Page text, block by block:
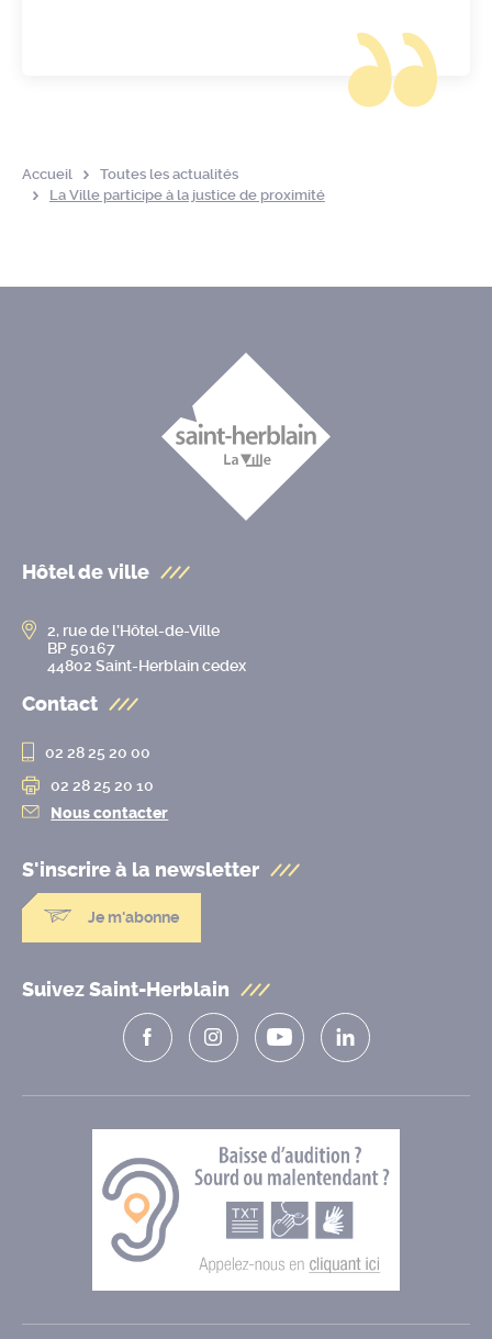
Accueil
Toutes les actualités
La Ville participe à la justice de proximité
Hôtel de ville
2, rue de l’Hôtel-de-Ville
BP 50167
44802 Saint-Herblain cedex
Contact
02 28 25 20 00
02 28 25 20 10
Nous contacter
S'inscrire à la newsletter
Je m'abonne
Suivez Saint-Herblain